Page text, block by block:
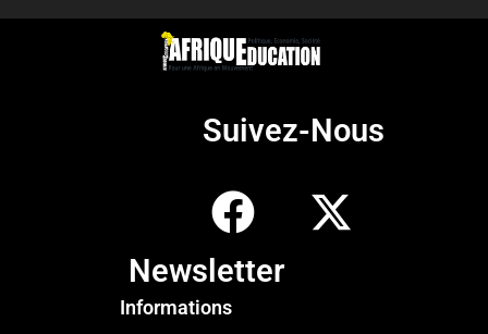
Suivez-Nous
Newsletter
Informations